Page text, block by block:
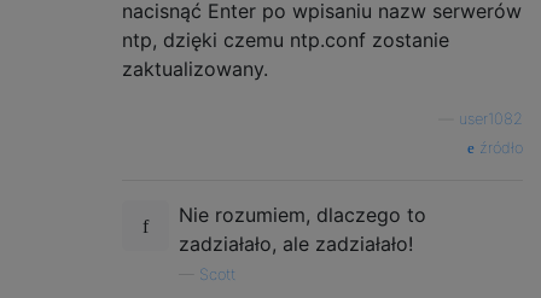
nacisnąć Enter po wpisaniu nazw serwerów
ntp, dzięki czemu ntp.conf zostanie
zaktualizowany.
user1082
źródło
Nie rozumiem, dlaczego to
zadziałało, ale zadziałało!
Scott